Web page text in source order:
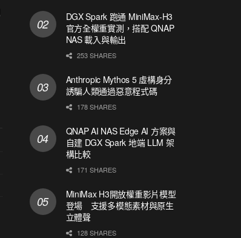
DGX Spark 跑通 MiniMax-H3
官方全權重實測，搭配 QNAP
NAS 載入與輸出
253 SHARES
Anthropic Mythos 5 虛構身分
誘騙人類通過惡意程式碼
178 SHARES
QNAP AI NAS Edge AI 方案與
自建 DGX Spark 地端 LLM 架
構比較
171 SHARES
MiniMax H3開放權重影片模型
登場 支援多模態素材與原生
立體聲
128 SHARES